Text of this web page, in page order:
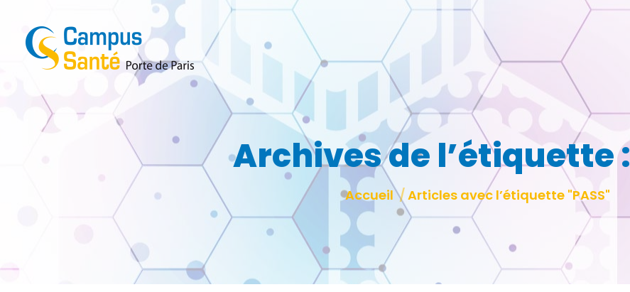
Archives de l’étiquette :
Vous êtes ici :
Accueil Articles avec l’étiquette "PASS"